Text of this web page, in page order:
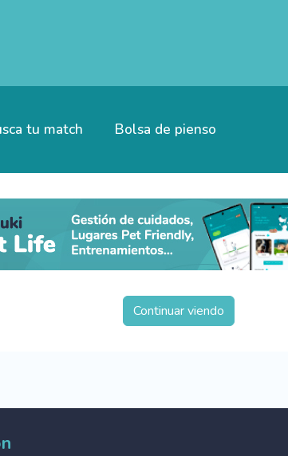
tu match Bolsa de pienso
Continuar viendo